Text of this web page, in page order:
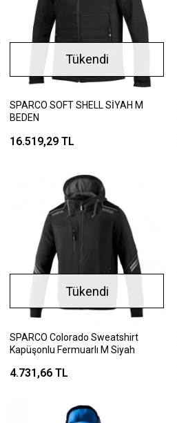
Tükendi
SPARCO SOFT SHELL SİYAH M
BEDEN
16.519,29 TL
Tükendi
SPARCO Colorado Sweatshirt
Kapüşonlu Fermuarlı M Siyah
4.731,66 TL